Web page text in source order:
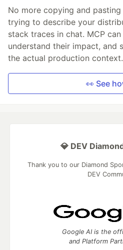
No more copying and
trying to describe your
stack traces in chat. MCP
understand their impact, and
the actual production context.
👀 See
💎 DEV
Thank you to our Diamond
DEV
Google AI is the
and Platform